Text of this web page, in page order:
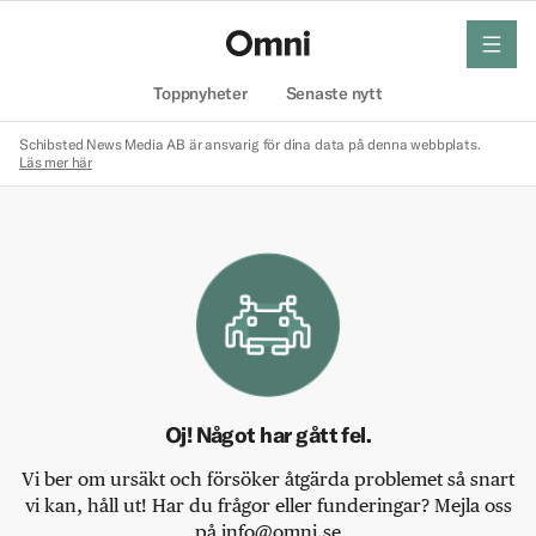
Toppnyheter Senaste nytt
meny
Schibsted News Media AB är ansvarig för dina data på denna webbplats.
Läs mer här
Oj! Något har gått fel.
Vi ber om ursäkt och försöker åtgärda problemet så snart
vi kan, håll ut! Har du frågor eller funderingar? Mejla oss